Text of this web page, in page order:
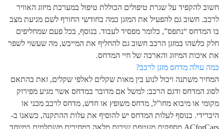
חשוב להקפיד על שגרת טיפולים הכוללת טיפול במערכת מיזוג האוויר
לרכב. חשוב גם להפעיל את המזגן כמה בחודשי החורף לשם מניעת מצב
בו המדחס “נתפס”, כלומר מפסיד לעבוד. בנוסף, בכל פעם שמחליפים
חלק כלשהו במזגן הרכב חשוב גם להחליף את המייבש, מה שעשוי לשפר
את איכות המיזוג והארכה של חיי המדחס.
כמה עולה מדחס מזגן לרכב?
המחיר משתנה ויכול לנוע בין מאות שקלים לאלפי שקלים, זאת בהתאם
לסוג המדחס ודגם הרכב: למשל אם מדובר במדחס אשר מגיע מפירוק
מקומי או מיבוא מחו”ל, מדחס משופץ או חדש, מדחס לרכב מכני או
היברידי. בנוסף לעלות המדחס יש להוסיף את עלות ההתקנה, כשאנו ב-
ACforCars מספקים מעטפת שירות מלאה במחירים משתלמים במיוחד